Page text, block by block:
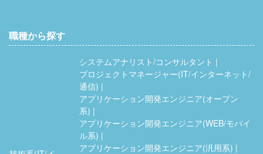
職種から探す
システムアナリスト/コンサルタント
プロジェクトマネージャー(IT/インターネット/
通信)
アプリケーション開発エンジニア(オープン
系)
アプリケーション開発エンジニア(WEB/モバイ
ル系)
アプリケーション開発エンジニア(汎用系)